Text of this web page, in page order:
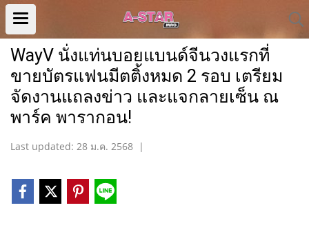
WayV นั่งแท่นบอยแบนด์จีนวงแรกที่
ขายบัตรแฟนมีตติ้งหมด 2 รอบ เตรียม
จัดงานแถลงข่าว และแจกลายเซ็น ณ
พาร์ค พารากอน!
Last updated: 28 ม.ค. 2568 |